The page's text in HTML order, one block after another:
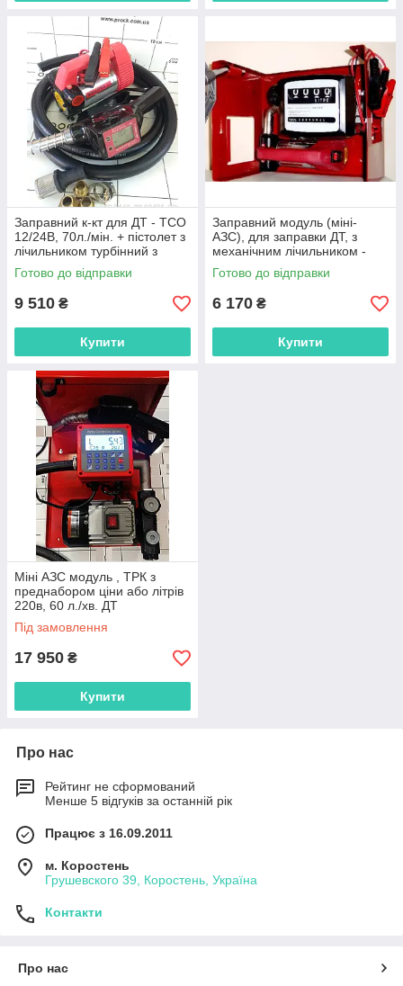
Заправний к-кт для ДТ - ТСО
12/24В, 70л./мін. + пістолет з
лічильником турбінний з
відсіченням (автоматичний)
Готово до відправки
9 510 ₴
Купити
Заправний модуль (міні-
АЗС), для заправки ДТ, з
механічним лічильником -
12В, 40л./хв.
Готово до відправки
6 170 ₴
Купити
Міні АЗС модуль , ТРК з
преднабором ціни або літрів
220в, 60 л./хв. ДТ
Під замовлення
17 950 ₴
Купити
Про нас
Рейтинг не сформований
Менше 5 відгуків за останній рік
Працює з 16.09.2011
м. Коростень
Грушевского 39, Коростень, Україна
Контакти
Про нас